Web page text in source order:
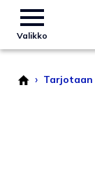
Valikko
› Tarjotaan